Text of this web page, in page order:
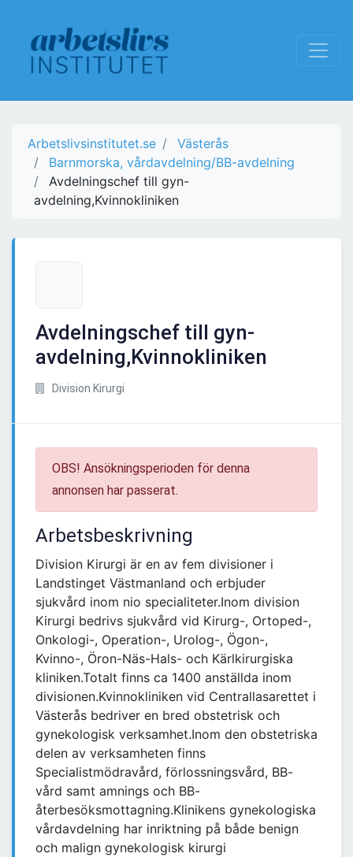
Arbetslivsinstitutet.se
Västerås
Barnmorska, vårdavdelning/BB-avdelning
Avdelningschef till gyn-
avdelning,Kvinnokliniken
Avdelningschef till gyn-
avdelning,Kvinnokliniken
Division Kirurgi
OBS! Ansökningsperioden för denna
annonsen har passerat.
Arbetsbeskrivning
Division Kirurgi är en av fem divisioner i
Landstinget Västmanland och erbjuder
sjukvård inom nio specialiteter.Inom division
Kirurgi bedrivs sjukvård vid Kirurg-, Ortoped-,
Onkologi-, Operation-, Urolog-, Ögon-,
Kvinno-, Öron-Näs-Hals- och Kärlkirurgiska
kliniken.Totalt finns ca 1400 anställda inom
divisionen.Kvinnokliniken vid Centrallasarettet i
Västerås bedriver en bred obstetrisk och
gynekologisk verksamhet.Inom den obstetriska
delen av verksamheten finns
Specialistmödravård, förlossningsvård, BB-
vård samt amnings och BB-
återbesöksmottagning.Klinikens gynekologiska
vårdavdelning har inriktning på både benign
och malign gynekologisk kirurgi